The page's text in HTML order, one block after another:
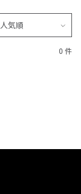
人気順
0 件